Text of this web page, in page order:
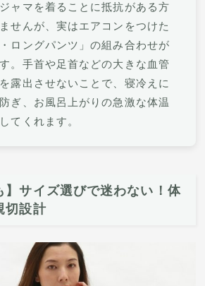
ャマを着ることに抵抗がある方
せんが、実はエアコンをつけた
ロングパンツ」の組み合わせが
。手首や足首などの大きな血管
露出させないことで、寝冷えに
ぎ、お風呂上がりの急激な体温
てくれます。
】サイズ選びで迷わない！体
切設計